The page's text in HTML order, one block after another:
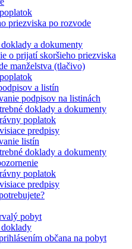
priezviska po rozvode
doklady a dokumenty
o prijatí skoršieho priezviska
manželstva (tlačivo)
a listín
podpisov na listinách
doklady a dokumenty
poplatok
predpisy
listín
doklady a dokumenty
poplatok
predpisy
pobyt
doklady
občana na pobyt